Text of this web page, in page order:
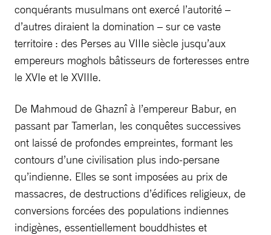
conquérants musulmans ont exercé l’autorité –
d’autres diraient la domination – sur ce vaste
territoire : des Perses au VIIIe siècle jusqu’aux
empereurs moghols bâtisseurs de forteresses entre
le XVIe et le XVIIIe.
De Mahmoud de Ghaznî à l’empereur Babur, en
passant par Tamerlan, les conquêtes successives
ont laissé de profondes empreintes, formant les
contours d’une civilisation plus indo-persane
qu’indienne. Elles se sont imposées au prix de
massacres, de destructions d’édifices religieux, de
conversions forcées des populations indiennes
indigènes, essentiellement bouddhistes et